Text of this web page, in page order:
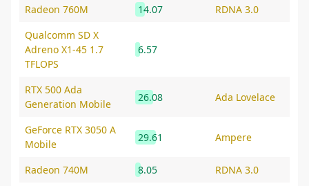
Radeon 760M
14.07
RDNA 3.0
Qualcomm SD X
Adreno X1-45 1.7
TFLOPS
6.57
RTX 500 Ada
Generation Mobile
26.08 Ada Lovelace
GeForce RTX 3050 A
Mobile
29.61 Ampere
Radeon 740M 8.05
RDNA 3.0